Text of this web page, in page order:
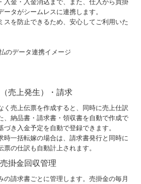
入金・入金消込まで、また、仕入から買掛
タがシームレスに連携します。
スを防止できるため、安心してご利用いた
売上発生）・請求
く売上伝票を作成すると、同時に売上仕訳
、納品書・請求書・領収書を自動で作成で
づき入金予定を自動で登録できます。
時一括転嫁の場合は、請求書発行と同時に
の仕訳も自動計上されます。
売掛金回収管理
の請求書ごとに管理します。売掛金の毎月